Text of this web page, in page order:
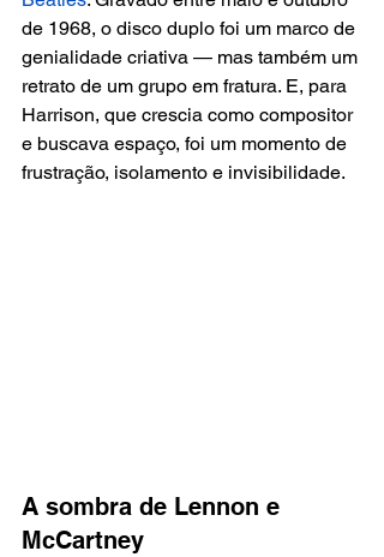
de 1968, o disco duplo foi um marco de
genialidade criativa — mas também um
retrato de um grupo em fratura. E, para
Harrison, que crescia como compositor
e buscava espaço, foi um momento de
frustração, isolamento e invisibilidade.
A sombra de Lennon e
McCartney